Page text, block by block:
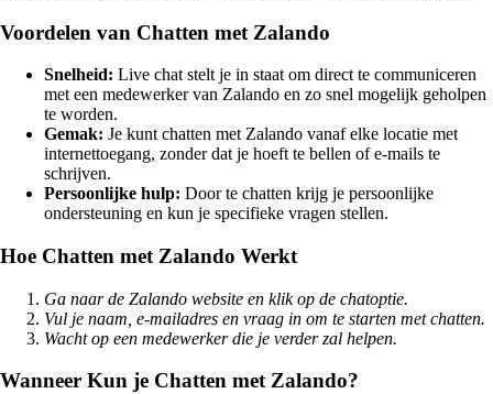
Voordelen van Chatten met Zalando
Snelheid: Live chat stelt je in staat om direct te communiceren
met een medewerker van Zalando en zo snel mogelijk geholpen
te worden.
Gemak: Je kunt chatten met Zalando vanaf elke locatie met
internettoegang, zonder dat je hoeft te bellen of e-mails te
schrijven.
Persoonlijke hulp: Door te chatten krijg je persoonlijke
ondersteuning en kun je specifieke vragen stellen.
Hoe Chatten met Zalando Werkt
Ga naar de Zalando website en klik op de chatoptie.
Vul je naam, e-mailadres en vraag in om te starten met chatten.
Wacht op een medewerker die je verder zal helpen.
Wanneer Kun je Chatten met Zalando?